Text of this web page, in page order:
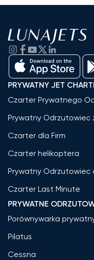
PRYWATNY JET
Czarter Prywatnego
Prywatny Odrzutowiec
Czarter dla Firm
Czarter helikoptera
Prywatny Odrzutowiec
Czarter Last Minute
PRYWATNE
Porównywarka
Pilatus
Cessna